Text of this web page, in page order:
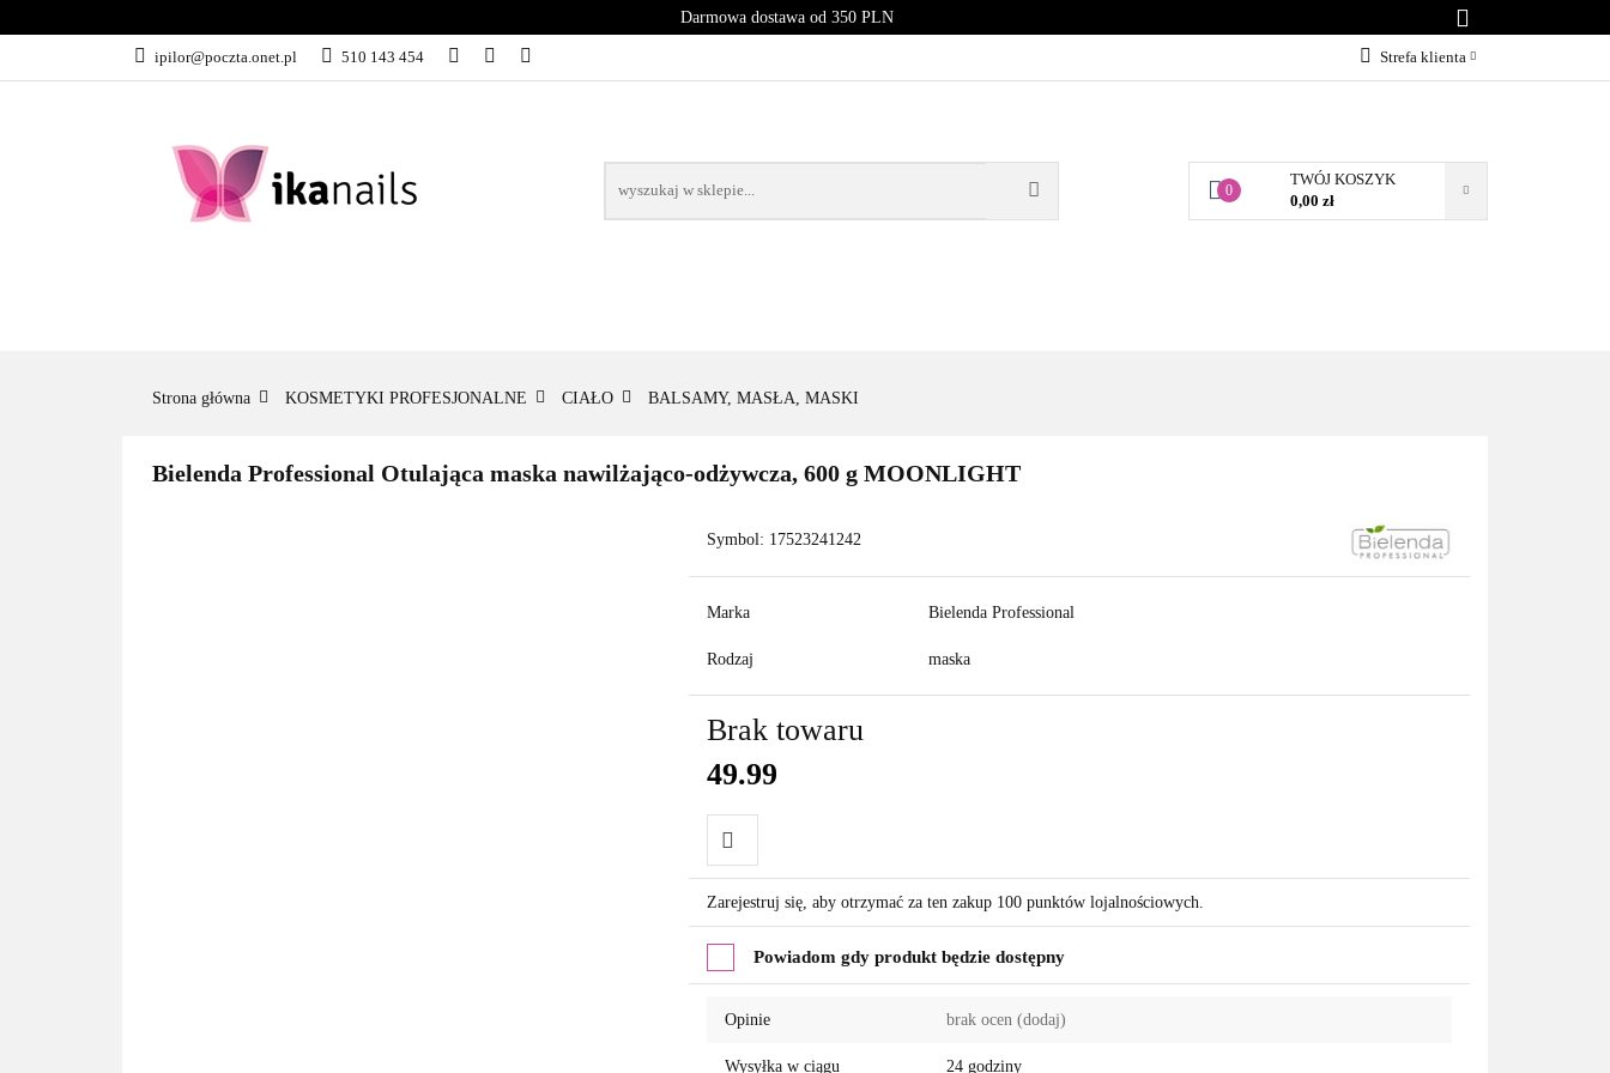
Darmowa dostawa od 350 PLN
ipilor@poczta.onet.pl 510 143 454 Strefa klienta
Dodaj zgłoszenie
Zgody cookies
0
TWÓJ KOSZYK
0,00 zł
KATEGORIE
Strona główna KOSMETYKI PROFESJONALNE CIAŁO BALSAMY, MASŁA, MASKI
Bielenda Professional Otulająca maska nawilżająco-odżywcza, 600 g MOONLIGHT
Symbol: 17523241242
Marka Bielenda Professional
Rodzaj maska
Brak towaru
49.99
Do
przechowalni
Zarejestruj się, aby otrzymać za ten zakup 100 punktów lojalnościowych.
Powiadom gdy produkt będzie dostępny
Opinie brak ocen (dodaj)
Wysyłka w ciągu 24 godziny